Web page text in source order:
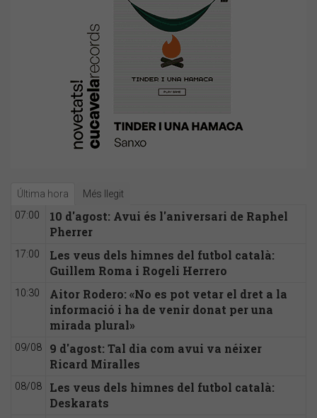
Última hora Més llegit
07:00
10 d'agost: Avui és l'aniversari de Raphel
Pherrer
17:00
Les veus dels himnes del futbol català:
Guillem Roma i Rogeli Herrero
10:30
Aitor Rodero: «No es pot vetar el dret a la
informació i ha de venir donat per una
mirada plural»
09/08
9 d'agost: Tal dia com avui va néixer
Ricard Miralles
08/08
Les veus dels himnes del futbol català:
Deskarats